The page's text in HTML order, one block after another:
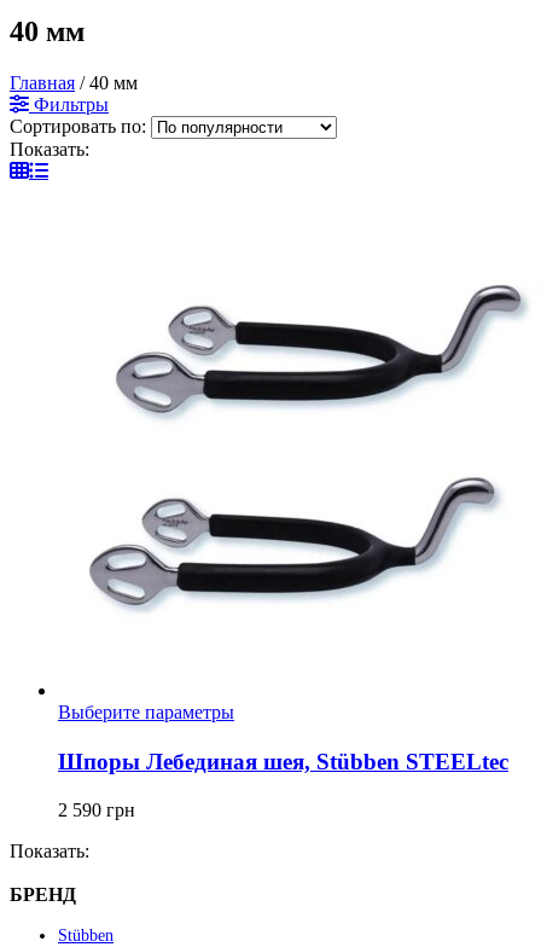
40 мм
Главная /40 мм
Фильтры
Сортировать по:
Показать:
Выберите параметрыЭтот
имеет
несколько
Шпоры Лебединая шея, Stübben STEELtec
2 590 грн
Показать:
БРЕНД
Stübben